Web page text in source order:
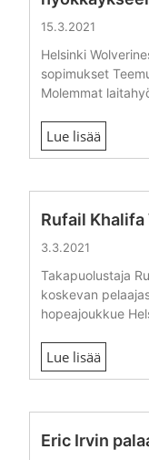
15.3.2021
Helsinki
sopimukset
Molemmat
Lue lisää
Rufail
3.3.2021
Takapuolustaja
koskevan
hopeajoukkue
Lue lisää
Eric Irvin